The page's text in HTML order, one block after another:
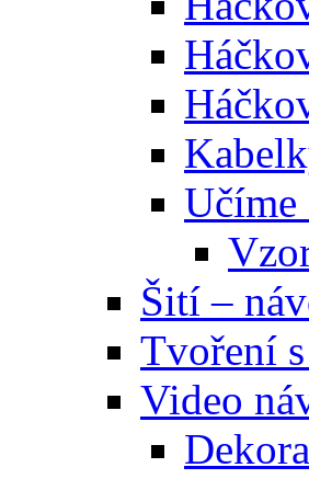
Učíme
Šití –
Tvoření
Video